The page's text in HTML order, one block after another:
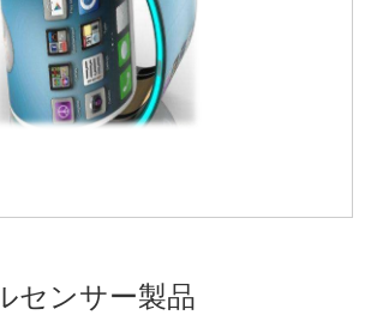
センサー製品